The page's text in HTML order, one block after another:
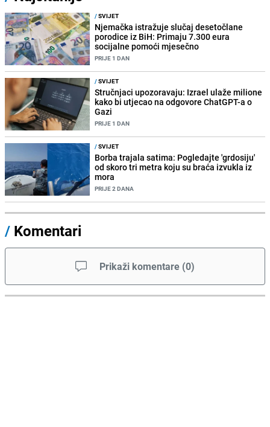
/SVIJET
Njemačka istražuje slučaj desetočlane
porodice iz BiH: Primaju 7.300 eura
socijalne pomoći mjesečno
PRIJE 1 DAN
/SVIJET
Stručnjaci upozoravaju: Izrael ulaže milione
kako bi utjecao na odgovore ChatGPT-a o
Gazi
PRIJE 1 DAN
/SVIJET
Borba trajala satima: Pogledajte 'grdosiju'
od skoro tri metra koju su braća izvukla iz
mora
PRIJE 2 DANA
/ Komentari
Prikaži komentare (0)